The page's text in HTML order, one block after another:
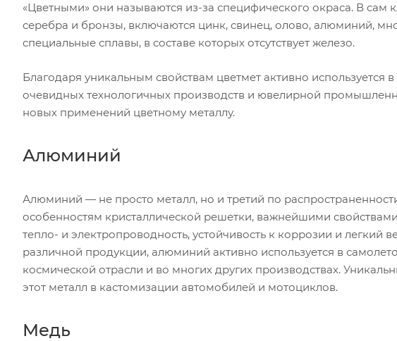
«Цветными» они называются из-за специфического окраса. В сам
серебра и бронзы, включаются цинк, свинец, олово, алюминий,
специальные сплавы, в составе которых отсутствует железо.
Благодаря уникальным свойствам цветмет активно
очевидных технологичных производств и ювелирной
новых применений цветному металлу.
Алюминий
Алюминий — не просто металл, но и третий по
особенностям кристаллической решетки, важнейшими
тепло- и электропроводность, устойчивость к коррозии и легкий
различной продукции, алюминий активно используется в
космической отрасли и во многих других производствах.
этот металл в кастомизации автомобилей и мотоциклов.
Медь